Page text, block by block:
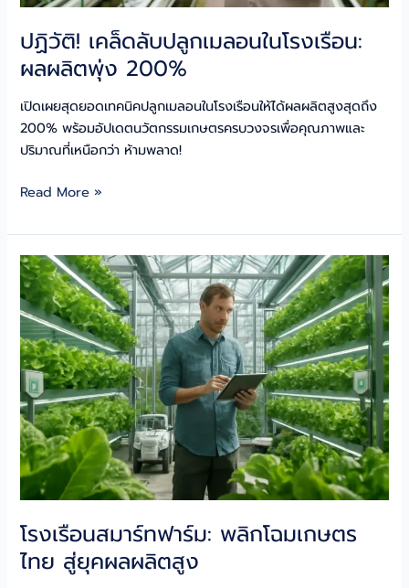
ปฏิวัติ! เคล็ดลับปลูกเมลอนในโรงเรือน:
ผลผลิตพุ่ง 200%
เปิดเผยสุดยอดเทคนิคปลูกเมลอนในโรงเรือนให้ได้ผลผลิตสูงสุดถึง
200% พร้อมอัปเดตนวัตกรรมเกษตรครบวงจรเพื่อคุณภาพและ
ปริมาณที่เหนือกว่า ห้ามพลาด!
ปฏิวัติ!
ลับ
ปลูก
เม
ลอน
ใน
โรง
เรือน:
ผลผลิต
พุ่ง
200%
Read More »
โรงเรือนสมาร์ทฟาร์ม: พลิกโฉมเกษตร
ไทย สู่ยุคผลผลิตสูง